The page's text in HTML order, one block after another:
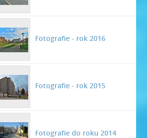
Fotografie - rok 2016
Fotografie - rok 2015
Fotografie do roku 2014